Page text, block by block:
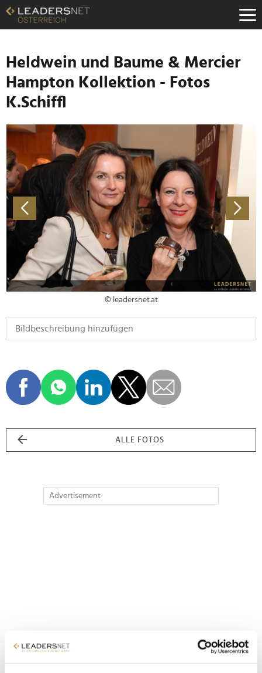
Zum
Inhalt
Zur
Navigation
Zur
Hauptnavigation
Heldwein und Baume & Mercier
Hampton Kollektion - Fotos
K.Schiffl
© leadersnet.at
ALLE FOTOS
Advertisement